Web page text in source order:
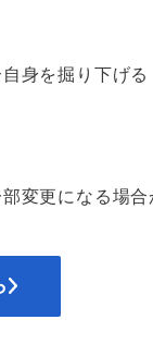
身を掘り下げる
変更になる場合